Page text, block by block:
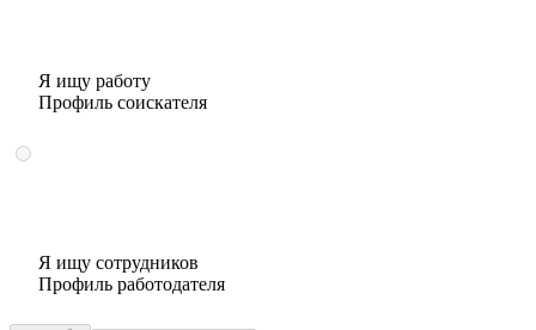
Я ищу работу
Профиль соискателя
Я ищу сотрудников
Профиль работодателя